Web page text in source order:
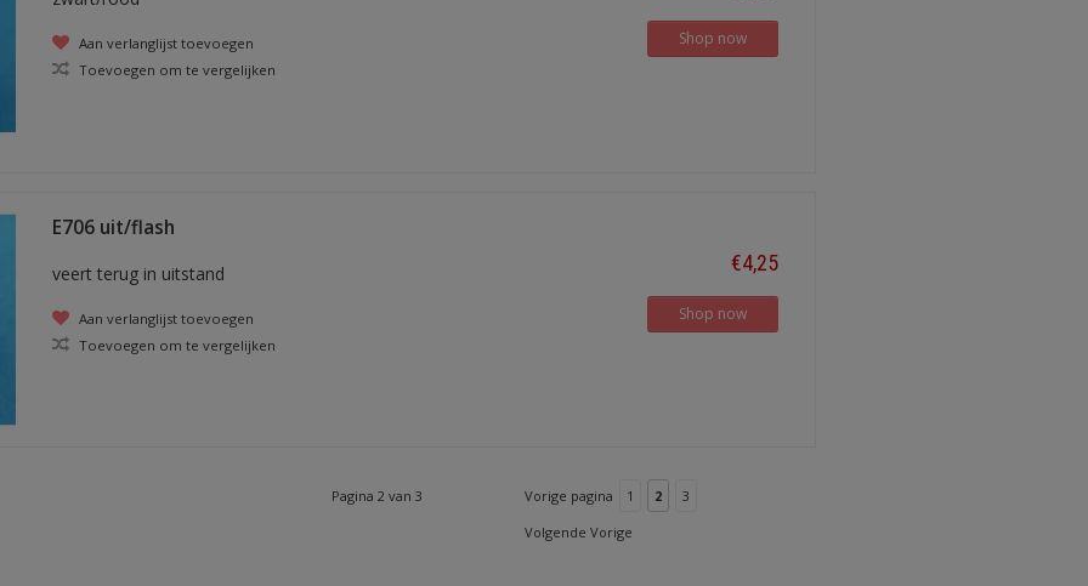
Aan verlanglijst toevoegen
Toevoegen om te vergelijken
Shop now
E706 uit/flash
veert terug in uitstand
Aan verlanglijst toevoegen
Toevoegen om te vergelijken
€4,25
Shop now
Pagina 2 van 3 Vorige pagina 1 2
3
Volgende Vorige